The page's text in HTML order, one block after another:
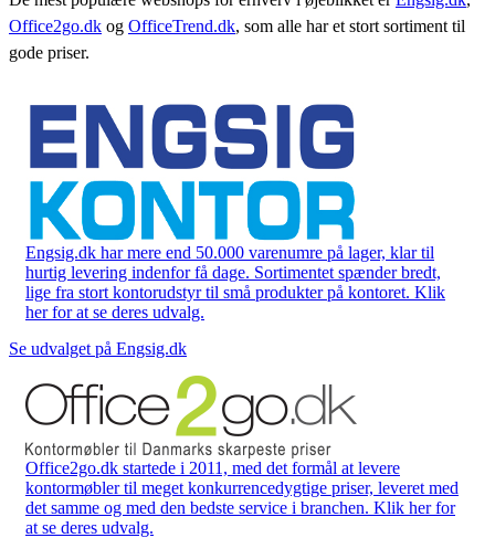
Office2go.dk og OfficeTrend.dk, som alle har et stort sortiment til
gode priser.
Engsig.dk har mere end 50.000 varenumre på lager, klar til
hurtig levering indenfor få dage. Sortimentet spænder bredt,
lige fra stort kontorudstyr til små produkter på kontoret. Klik
her for at se deres udvalg.
Se udvalget på Engsig.dk
Office2go.dk startede i 2011, med det formål at levere
kontormøbler til meget konkurrencedygtige priser, leveret med
det samme og med den bedste service i branchen. Klik her for
at se deres udvalg.